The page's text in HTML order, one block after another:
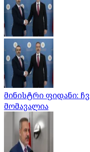
მინისტრი ფიდანი:
მომავალია